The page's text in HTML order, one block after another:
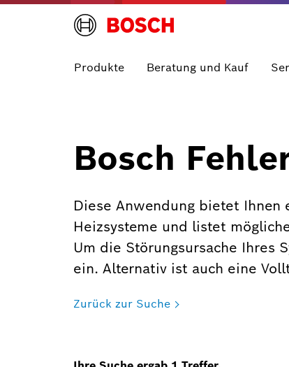
Produkte Beratung und Kauf
Bosch
Diese Anwendung bietet Ihnen
Heizsysteme und listet
Um die Störungsursache Ihres
ein. Alternativ ist auch eine
Zurück zur Suche